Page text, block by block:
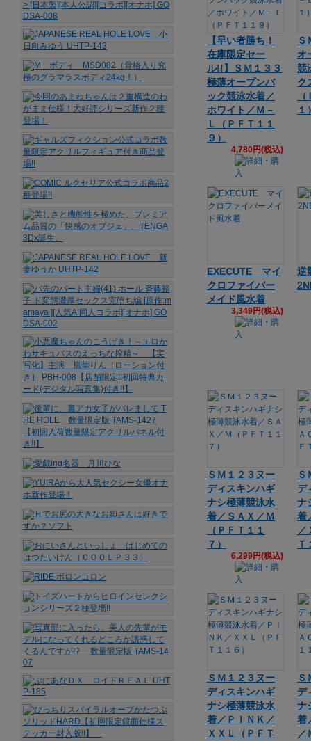
【早い者勝ち！
在庫限定セー
ル!!】ＳＭ１３３
極薄オープンバ
ック競泳水着／
ホワイト／Ｍ－
Ｌ（ＰＦＴ１１
９）
4,780円(税込)
Ｓ
オ
競
ク
１
EXECUTE マイ
クロファイバー
メイド風水着
3,349円(税込)
逆
ＳＭ１２３ヌー
ディスキンハギ
ナシ極薄競泳水
着／ＳＡＸ／Ｍ
（ＰＦＴ１１
７）
6,299円(税込)
Ｓ
デ
ナ
着
／
Ｔ
ＳＭ１２３ヌー
ディスキンハギ
ナシ極薄競泳水
着／ＰＩＮＫ／
ＸＸＬ（ＰＦＴ
Ｓ
デ
ナ
着
／